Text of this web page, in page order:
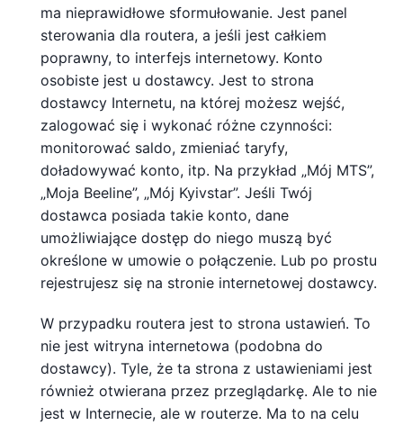
ma nieprawidłowe sformułowanie. Jest panel
sterowania dla routera, a jeśli jest całkiem
poprawny, to interfejs internetowy. Konto
osobiste jest u dostawcy. Jest to strona
dostawcy Internetu, na której możesz wejść,
zalogować się i wykonać różne czynności:
monitorować saldo, zmieniać taryfy,
doładowywać konto, itp. Na przykład „Mój MTS”,
„Moja Beeline”, „Mój Kyivstar”. Jeśli Twój
dostawca posiada takie konto, dane
umożliwiające dostęp do niego muszą być
określone w umowie o połączenie. Lub po prostu
rejestrujesz się na stronie internetowej dostawcy.
W przypadku routera jest to strona ustawień. To
nie jest witryna internetowa (podobna do
dostawcy). Tyle, że ta strona z ustawieniami jest
również otwierana przez przeglądarkę. Ale to nie
jest w Internecie, ale w routerze. Ma to na celu